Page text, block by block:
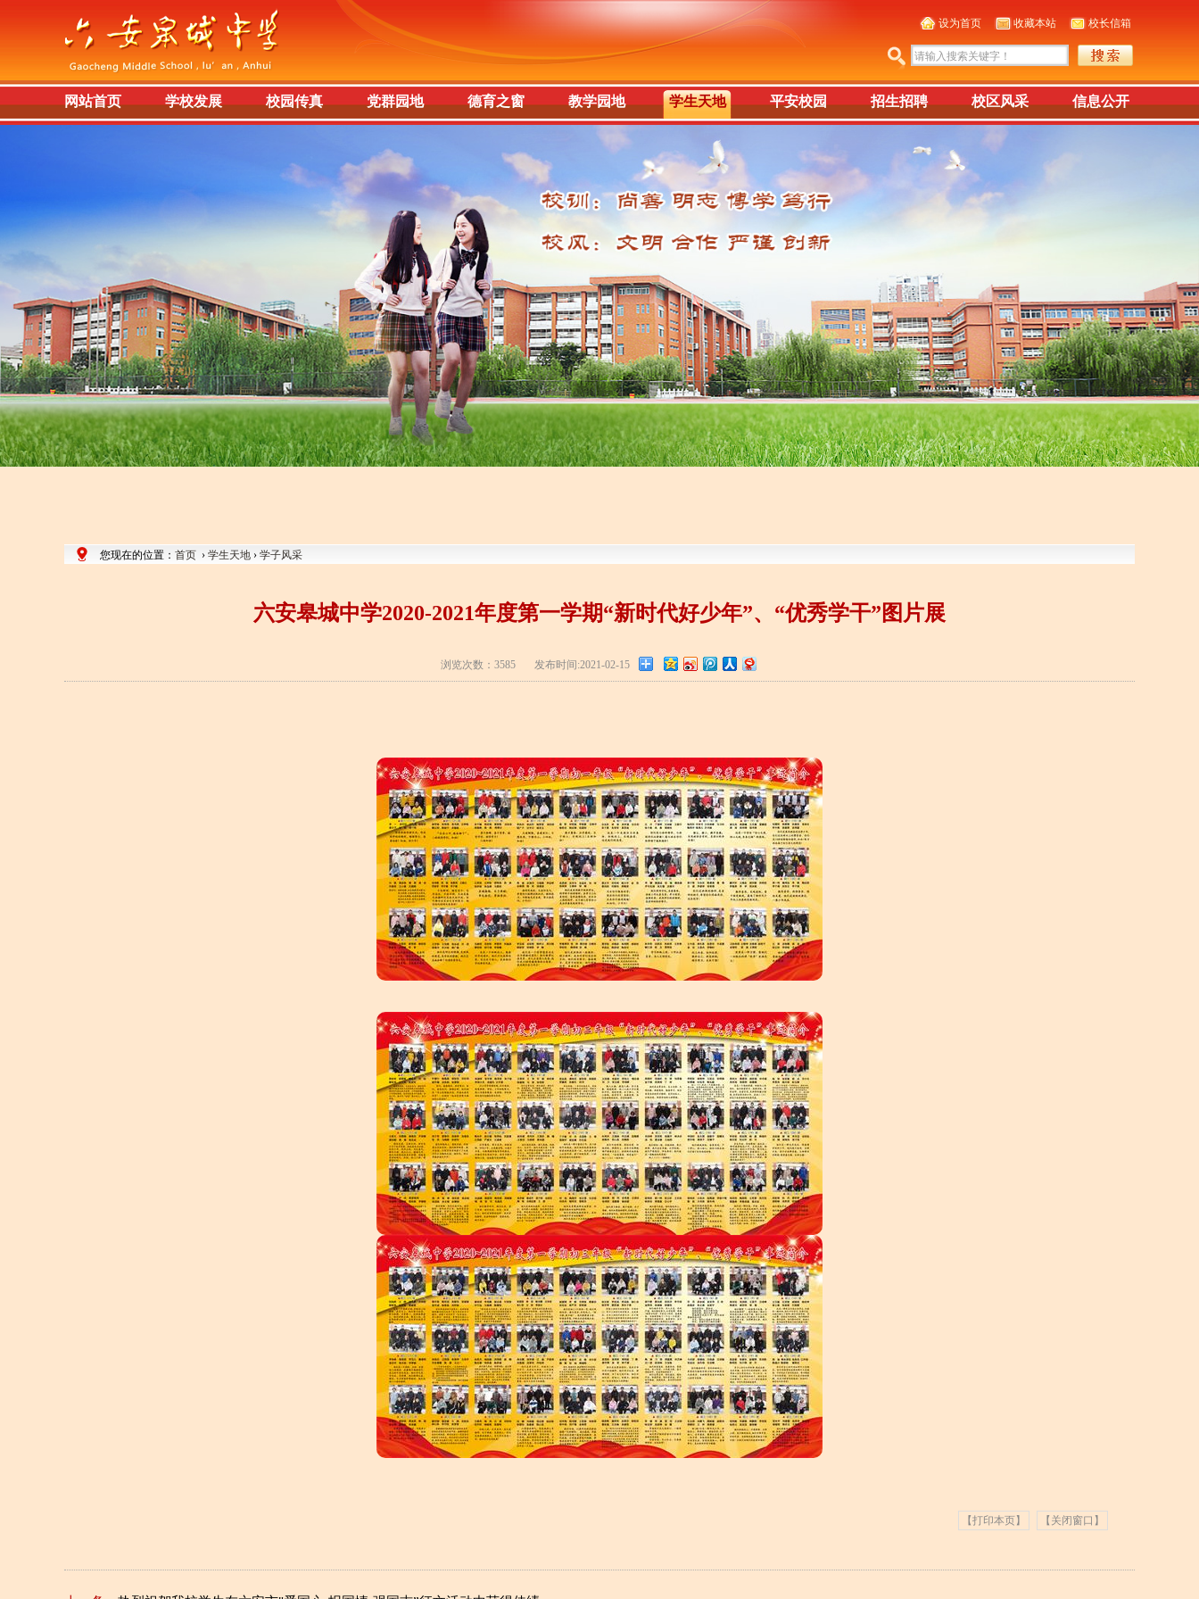
设为首页 收藏本站 校长信箱
网站首页 学校发展 校园传真 党群园地 德育之窗 教学园地 学生天地 平安校园 招生招聘 校区风采 信息公开
您现在的位置： 首页 › 学生天地 › 学子风采
六安皋城中学2020-2021年度第一学期“新时代好少年”、“优秀学干”图片展
浏览次数：3585 发布时间:2021-02-15
【打印本页】 【关闭窗口】